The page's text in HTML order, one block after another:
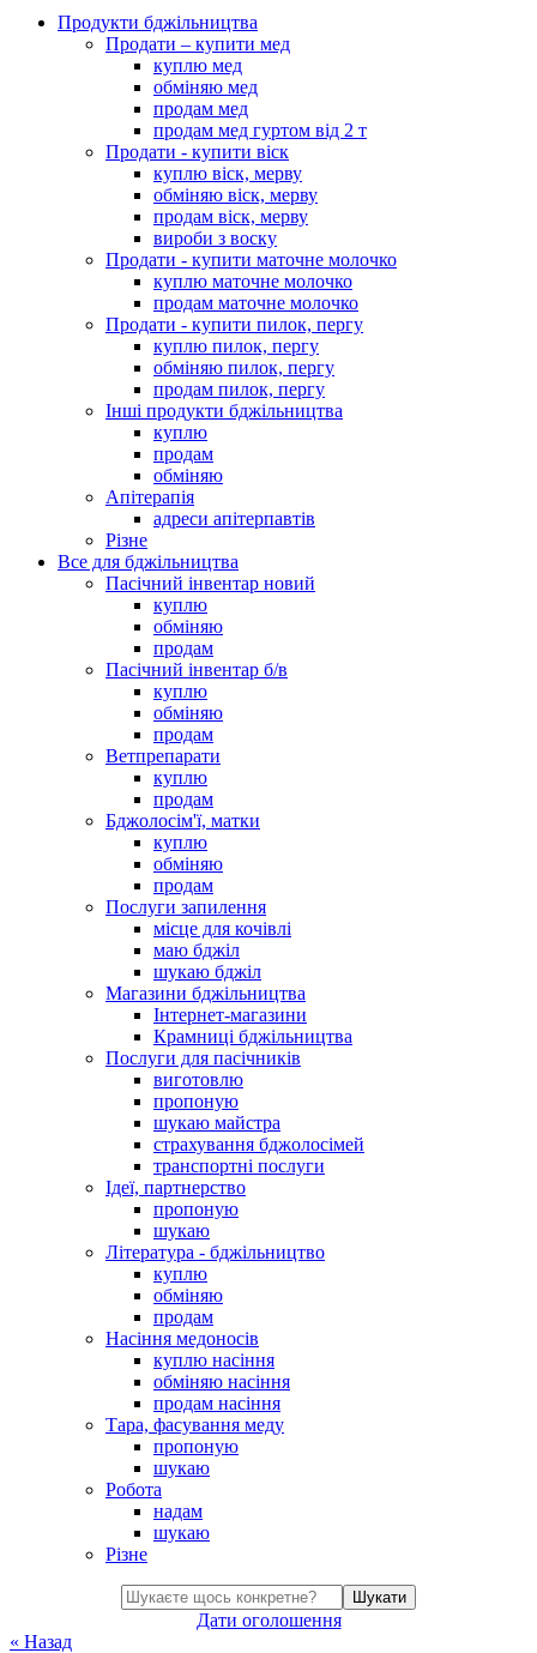
Продукти бджільництва
Продати – купити мед
куплю мед
обміняю мед
продам мед
продам мед гуртом від 2 т
Продати - купити віск
куплю віск, мерву
обміняю віск, мерву
продам віск, мерву
вироби з воску
Продати - купити маточне молочко
куплю маточне молочко
продам маточне молочко
Продати - купити пилок, пергу
куплю пилок, пергу
обміняю пилок, пергу
продам пилок, пергу
Інші продукти бджільництва
куплю
продам
обміняю
Апітерапія
адреси апітерпавтів
Різне
Все для бджільництва
Пасічний інвентар новий
куплю
обміняю
продам
Пасічний інвентар б/в
куплю
обміняю
продам
Ветпрепарати
куплю
продам
Бджолосім'ї, матки
куплю
обміняю
продам
Послуги запилення
місце для кочівлі
маю бджіл
шукаю бджіл
Магазини бджільництва
Інтернет-магазини
Крамниці бджільництва
Послуги для пасічників
виготовлю
пропоную
шукаю майстра
страхування бджолосімей
транспортні послуги
Ідеї, партнерство
пропоную
шукаю
Література - бджільництво
куплю
обміняю
продам
Насіння медоносів
куплю насіння
обміняю насіння
продам насіння
Тара, фасування меду
пропоную
шукаю
Робота
надам
шукаю
Різне
Шукати
Дати оголошення
« Назад